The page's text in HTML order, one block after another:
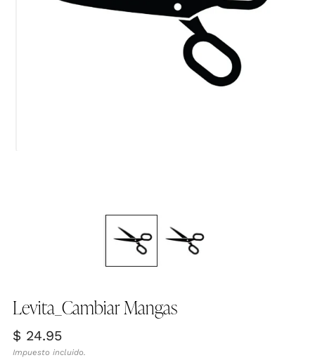
Levita_Cambiar Mangas
Precio
habitual
$ 24.95
Impuesto incluido.